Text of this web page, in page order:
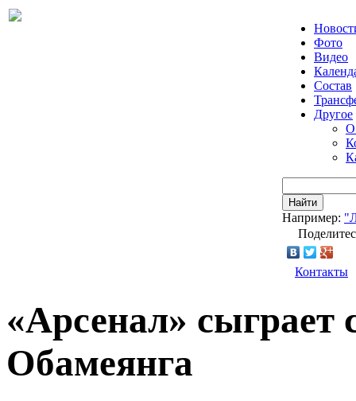
Фото
Видео
Состав
Другое
О
Найти
Например:
Контакты
«Арсенал» сыграет
Обамеянга